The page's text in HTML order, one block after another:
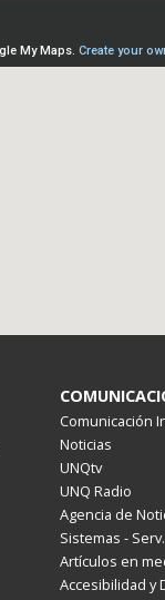
Comunicación
Noticias
UNQtv
UNQ Radio
Agencia de
Sistemas -
Artículos en
Accesibilidad y